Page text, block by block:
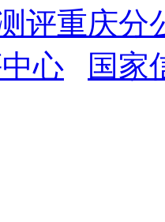
评重庆分
心
国家